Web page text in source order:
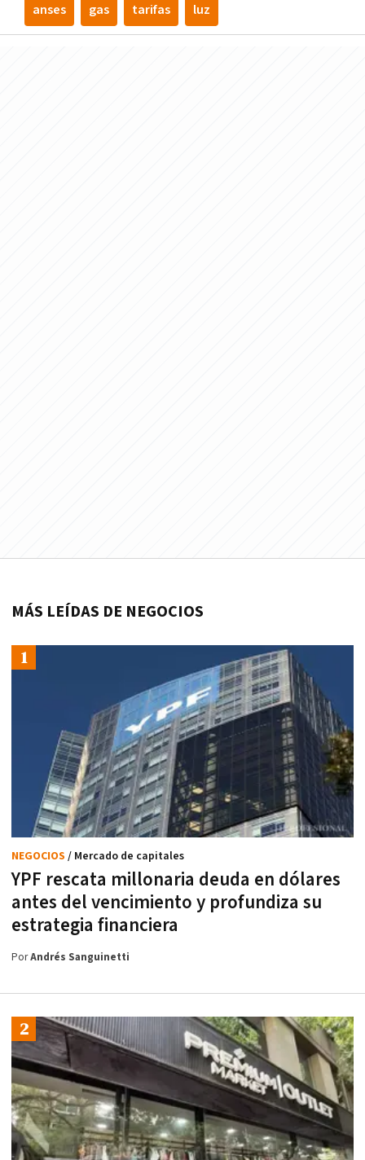
anses gas tarifas luz
MÁS LEÍDAS DE NEGOCIOS
YPF rescata millonaria deuda en dólares
antes del vencimiento y profundiza su
estrategia financiera
NEGOCIOS / Mercado de capitales
PorAndrés Sanguinetti